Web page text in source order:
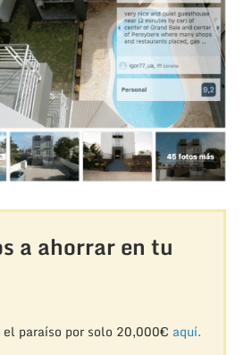
a ahorrar en tu
el paraíso por solo 20,000€ aquí.